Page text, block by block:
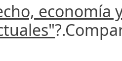
economía